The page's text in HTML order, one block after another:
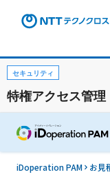
セキュリティ
特権アクセス管
iDoperation PAM お見